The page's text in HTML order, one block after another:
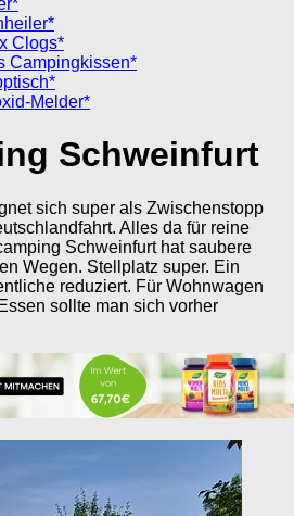
Clogs*
Campingkissen*
Melder*
Schweinfurt
sich super als Zwischenstopp
Alles da für reine
Schweinfurt hat saubere
Wegen. Stellplatz super. Ein
reduziert. Für Wohnwagen
sollte man sich vorher